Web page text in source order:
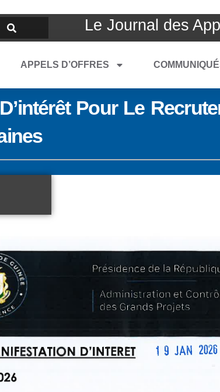
Le Journal des
APPELS D’OFFRES
Pour Le